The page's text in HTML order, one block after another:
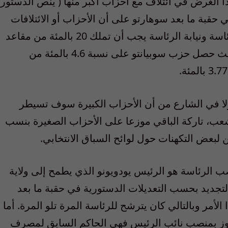
ما بعد سوهارتو على أن الأحزاب أو الائتلافات
السياسية التي ترغب في تقديم مرشحيها للرئاسة ونيابة الرئاسة يجب أن تملك 20 بالمئة من مقاعد
البرلمان أو 25 بالمئة من أصوات الشعب)، حيث حصل حزب سوبيانتو على نسبة 4.6 بالمئة من
في الشارع من أن الأحزاب الكبيرة سوف تسيطر
من أصوات الشعب، تاركة الباقي موزعا على الأحزاب الصغيرة بنسب
لبعض التكهنات حول لوائح السباق الانتخابي.
الرئاسة هو الرئيس يودويونو الذي يطمح إلى ولاية
بحسب التعديلات الدستورية في حقبة ما بعد
وبالتالي كان يترشح للرئاسة المرة تلو المرة. أما
بمنصب نائب الرئيس فهي الحاكم السابق لمصرف